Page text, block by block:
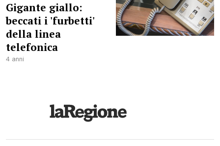
Gigante giallo:
beccati i 'furbetti'
della linea
telefonica
4 anni